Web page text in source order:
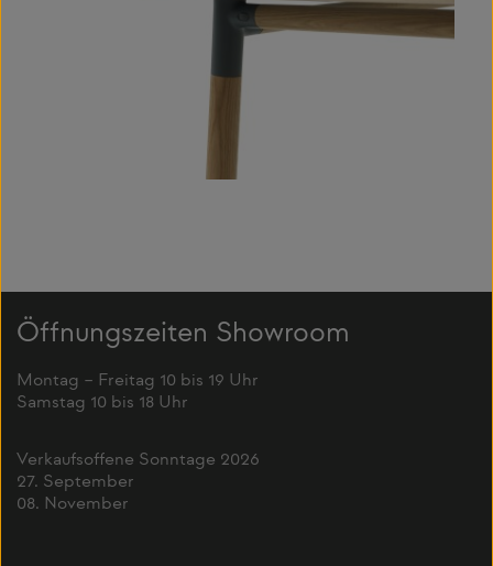
Öffnungszeiten Showroom
Montag – Freitag 10 bis 19 Uhr
Samstag 10 bis 18 Uhr
Verkaufsoffene Sonntage 2026
27. September
08. November